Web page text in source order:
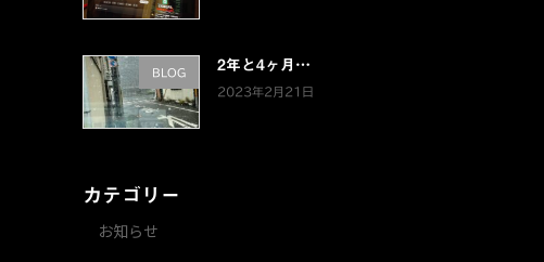
BLOG 2年と4ヶ月…
2023年2月21日
カテゴリー
お知らせ